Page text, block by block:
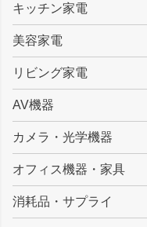
キッチン家電
美容家電
リビング家電
AV機器
カメラ・光学機器
オフィス機器・家具
消耗品・サプライ